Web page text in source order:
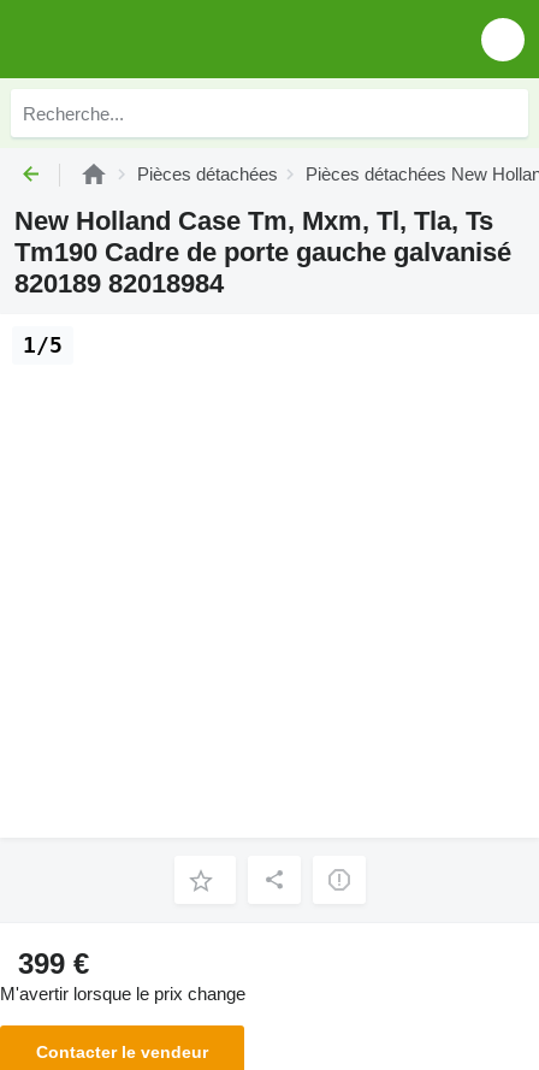
Pièces détachées Pièces détachées New
New Holland Case Tm, Mxm, Tl, Tla, Ts
Tm190 Cadre de porte gauche galvanisé
820189 82018984
1/5
399 €
M'avertir lorsque le prix change
Contacter le vendeur